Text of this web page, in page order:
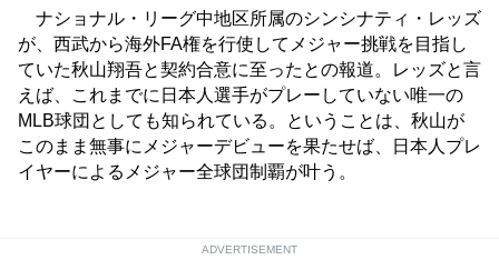
ナショナル・リーグ中地区所属のシンシナティ・レッズ
が、西武から海外FA権を行使してメジャー挑戦を目指し
ていた秋山翔吾と契約合意に至ったとの報道。レッズと言
えば、これまでに日本人選手がプレーしていない唯一の
MLB球団としても知られている。ということは、秋山が
このまま無事にメジャーデビューを果たせば、日本人プレ
イヤーによるメジャー全球団制覇が叶う。
ADVERTISEMENT